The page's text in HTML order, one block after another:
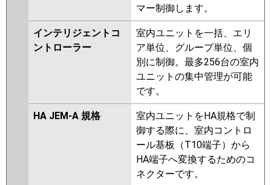
マー制御します。
インテリジェントコ
ントローラー
室内ユニットを一括、エリ
ア単位、グループ単位、個
別に制御。最多256台の室内
ユニットの集中管理が可能
です。
HA JEM-A 規格
室内ユニットをHA規格で制
御する際に、室内コントロ
ール基板（T10端子）から
HA端子へ変換するためのコ
ネクターです。